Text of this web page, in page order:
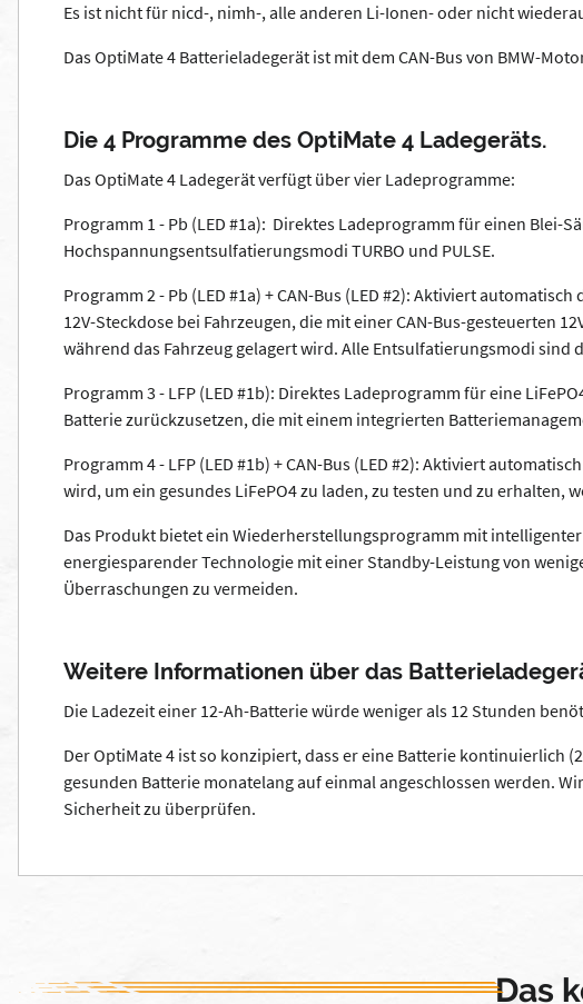
Es ist nicht für nicd-, nimh-, alle anderen Li-Ionen- oder nicht
Das OptiMate 4 Batterieladegerät ist mit dem CAN-Bus von BMW-
Die 4 Programme des OptiMate 4 Ladegeräts.
Das OptiMate 4 Ladegerät verfügt über vier Ladeprogramme:
Programm 1 - Pb (LED #1a): Direktes Ladeprogramm für einen
Hochspannungsentsulfatierungsmodi TURBO und PULSE.
Programm 2 - Pb (LED #1a) + CAN-Bus (LED #2): Aktiviert
12V-Steckdose bei Fahrzeugen, die mit einer CAN-Bus-gesteuerten
während das Fahrzeug gelagert wird. Alle Entsulfatierungsmodi sind
Programm 3 - LFP (LED #1b): Direktes Ladeprogramm für eine
Batterie zurückzusetzen, die mit einem integrierten
Programm 4 - LFP (LED #1b) + CAN-Bus (LED #2): Aktiviert
wird, um ein gesundes LiFePO4 zu laden, zu testen und zu erhalten,
Das Produkt bietet ein Wiederherstellungsprogramm mit
energiesparender Technologie mit einer Standby-Leistung von
Überraschungen zu vermeiden.
Weitere Informationen über das
Die Ladezeit einer 12-Ah-Batterie würde weniger als 12 Stunden
Der OptiMate 4 ist so konzipiert, dass er eine Batterie kontinuierlich
gesunden Batterie monatelang auf einmal angeschlossen werden.
Sicherheit zu überprüfen.
Das